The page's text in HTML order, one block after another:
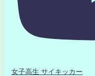
女子高生 サイキッカー